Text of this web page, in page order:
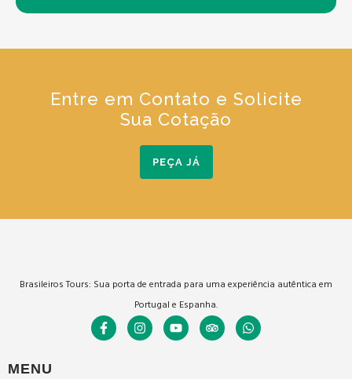
Entre em Contato e Solicite
Sua Cotação
PEÇA JÁ
Brasileiros Tours: Sua porta de entrada para uma experiência autêntica em
Portugal e Espanha.
MENU